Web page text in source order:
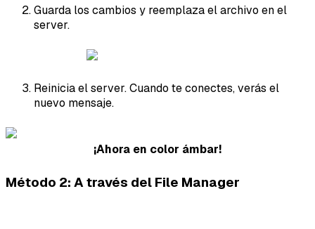
Guarda los cambios y reemplaza el archivo en el
server.
Reinicia el server. Cuando te conectes, verás el
nuevo mensaje.
¡Ahora en color ámbar!
Método 2: A través del File Manager